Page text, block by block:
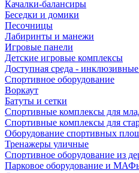
Качалки-балансиры
Беседки и домики
Песочницы
Лабиринты и манежи
Игровые панели
Детские игровые комплексы
Доступная среда -
Спортивное оборудование
Воркаут
Батуты и сетки
Спортивные комплексы для
Спортивные комплексы для
Оборудование спортивных
Тренажеры уличные
Спортивное оборудование из
Парковое оборудование и